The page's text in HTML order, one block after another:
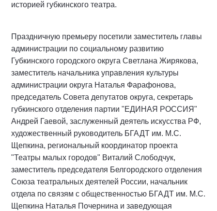
историей губкинского театра.
Праздничную премьеру посетили заместитель главы
администрации по социальному развитию
Губкинского городского округа Светлана Жирякова,
заместитель начальника управления культуры
администрации округа Наталья Фарафонова,
председатель Совета депутатов округа, секретарь
губкинского отделения партии "ЕДИНАЯ РОССИЯ"
Андрей Гаевой, заслуженный деятель искусства РФ,
художественный руководитель БГАДТ им. М.С.
Щепкина, региональный координатор проекта
"Театры малых городов" Виталий Слободчук,
заместитель председателя Белгородского отделения
Союза театральных деятелей России, начальник
отдела по связям с общественностью БГАДТ им. М.С.
Щепкина Наталья Почернина и заведующая